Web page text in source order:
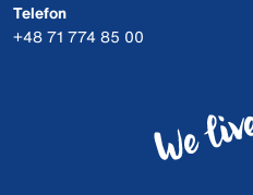
Telefon
+48 71 774 85 00